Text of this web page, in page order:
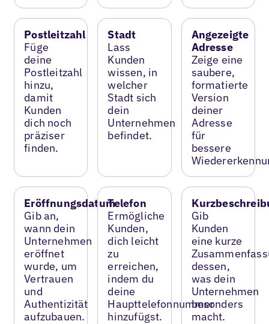
Postleitzahl
Füge
deine
Postleitzahl
hinzu,
damit
Kunden
dich noch
präziser
finden.
Stadt
Lass
Kunden
wissen, in
welcher
Stadt sich
dein
Unternehmen
befindet.
Angezeigte
Adresse
Zeige eine
saubere,
formatierte
Version
deiner
Adresse
für
bessere
Eröffnungsdatum
Gib an,
wann dein
Unternehmen
eröffnet
wurde, um
Vertrauen
und
Authentizität
aufzubauen.
Telefon
Ermögliche
Kunden,
dich leicht
zu
erreichen,
indem du
deine
Haupttelefonnummer
hinzufügst.
Gib
Kunden
eine kurze
dessen,
was dein
Unternehmen
besonders
macht.